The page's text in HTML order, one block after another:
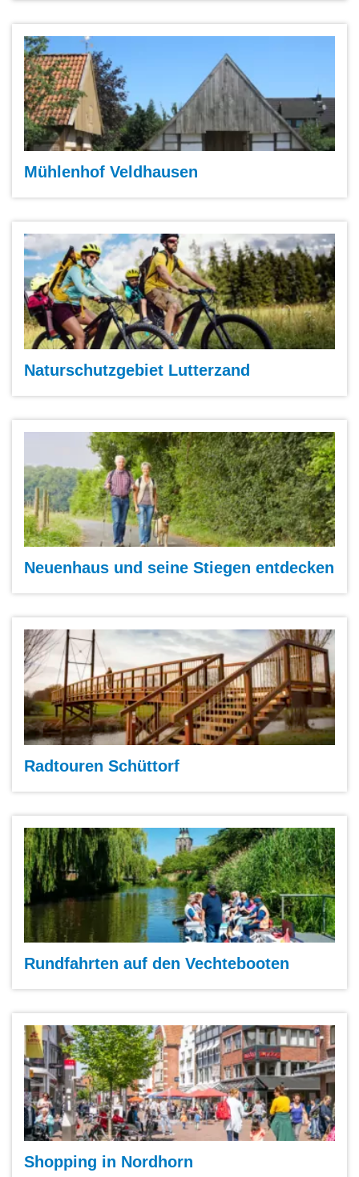
Mühlenhof Veldhausen
Naturschutzgebiet Lutterzand
Neuenhaus und seine Stiegen entdecken
Radtouren Schüttorf
Rundfahrten auf den Vechtebooten
Shopping in Nordhorn